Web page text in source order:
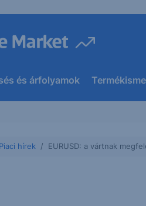
és árfolyamok
Piaci hírek EURUSD: a vártnak